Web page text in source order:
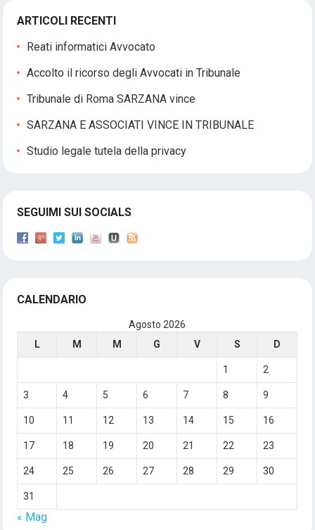
ARTICOLI RECENTI
Reati informatici Avvocato
Accolto il ricorso degli Avvocati in Tribunale
Tribunale di Roma SARZANA vince
SARZANA E ASSOCIATI VINCE IN TRIBUNALE
Studio legale tutela della privacy
SEGUIMI SUI SOCIALS
CALENDARIO
Agosto 2026
L
M M G V S D
1 2
3 4 5 6 7 8 9
10 11 12 13 14 15 16
17 18 19 20 21 22 23
24 25 26 27 28 29 30
31
« Mag